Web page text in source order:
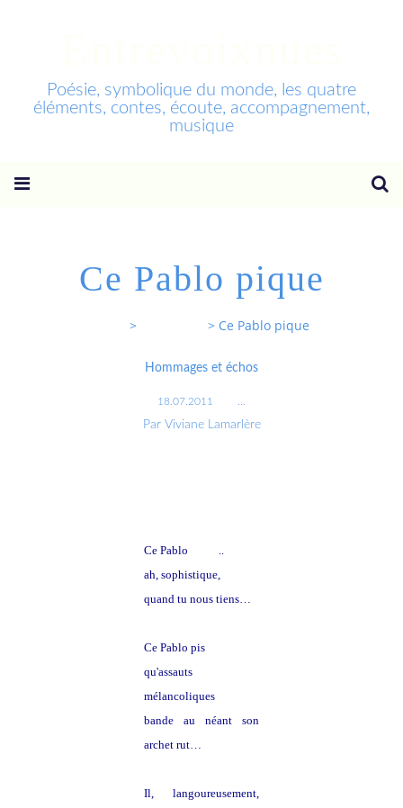
Poésie, symbolique du monde, les quatre
éléments, contes, écoute, accompagnement,
musique
Ce Pablo pique
> > Ce Pablo pique
Hommages et échos
18.07.2011
Par Viviane Lamarlère
Ce Pablo
ah, sophistique,
quand tu nous tiens…
Ce Pablo pis
qu'assauts
mélancoliques
bande au néant son
archet rut…
Il, langoureusement,